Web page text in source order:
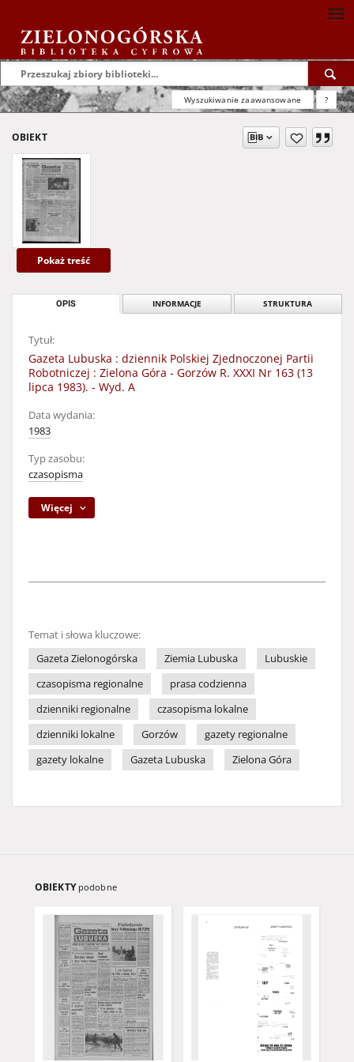
Wyszukiwanie zaawansowane ?
OBIEKT
Pokaż treść
OPIS INFORMACJE STRUKTURA
Tytuł:
Gazeta Lubuska : dziennik Polskiej Zjednoczonej Partii
Robotniczej : Zielona Góra - Gorzów R. XXXI Nr 163 (13
lipca 1983). - Wyd. A
Data wydania:
1983
Typ zasobu:
czasopisma
Więcej
Temat i słowa kluczowe:
Gazeta Zielonogórska
Ziemia Lubuska
Lubuskie
czasopisma regionalne
prasa codzienna
dzienniki regionalne
czasopisma lokalne
dzienniki lokalne
Gorzów
gazety regionalne
gazety lokalne
Gazeta Lubuska Zielona Góra
OBIEKTY podobne